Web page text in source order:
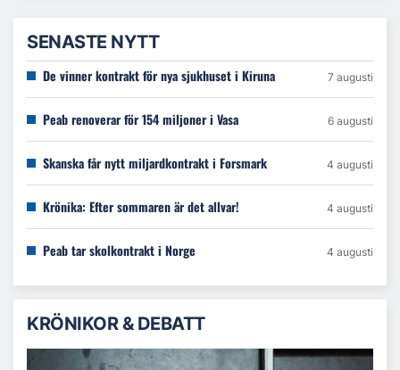
SENASTE NYTT
De vinner kontrakt för nya sjukhuset i Kiruna 7 augusti
Peab renoverar för 154 miljoner i Vasa 6 augusti
Skanska får nytt miljardkontrakt i Forsmark 4 augusti
Krönika: Efter sommaren är det allvar! 4 augusti
Peab tar skolkontrakt i Norge 4 augusti
KRÖNIKOR & DEBATT